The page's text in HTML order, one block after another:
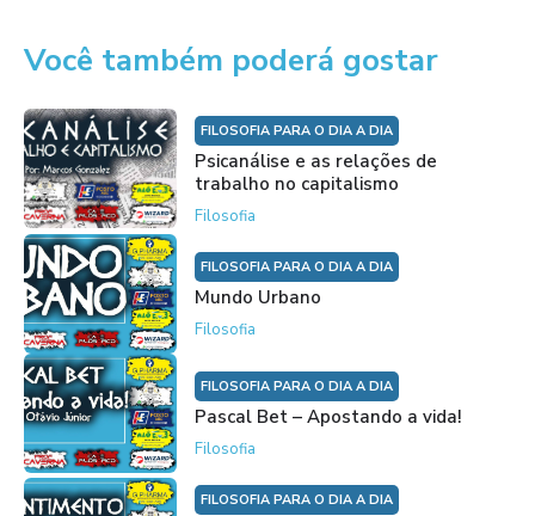
Você também poderá gostar
FILOSOFIA PARA O DIA A DIA
Psicanálise e as relações de
trabalho no capitalismo
Filosofia
FILOSOFIA PARA O DIA A DIA
Mundo Urbano
Filosofia
FILOSOFIA PARA O DIA A DIA
Pascal Bet – Apostando a vida!
Filosofia
FILOSOFIA PARA O DIA A DIA